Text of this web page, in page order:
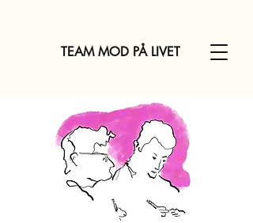
TEAM MOD PÅ LIVET